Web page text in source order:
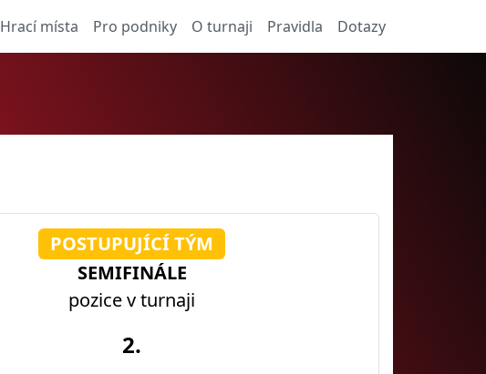
Hrací místa Pro podniky O turnaji Pravidla Dotazy
POSTUPUJÍCÍ TÝM
SEMIFINÁLE
pozice v turnaji
2.